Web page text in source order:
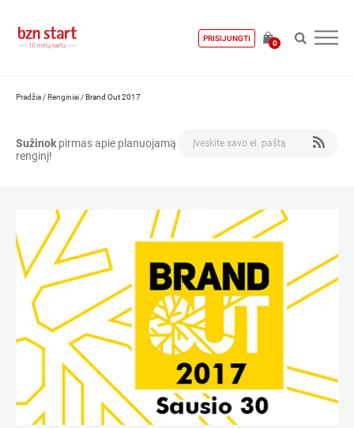
PRISIJUNGTI
0
Pradžia /Renginiai /Brand Out 2017
Sužinok pirmas apie planuojamą
renginį!